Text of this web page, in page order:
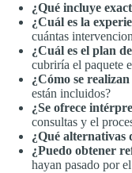
¿Qué incluye
¿Cuál es la
cuántas
¿Cuál es el plan
cubriría el paquete
¿Cómo se
están incluidos?
¿Se ofrece
consultas y el
¿Qué alternativas
¿Puedo obtener
hayan pasado por